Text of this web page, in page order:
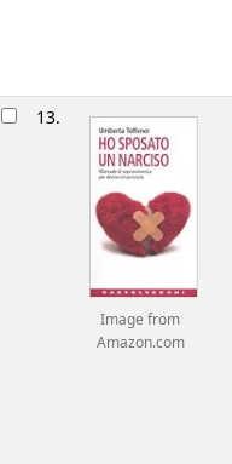
13.
Image from
Amazon.com